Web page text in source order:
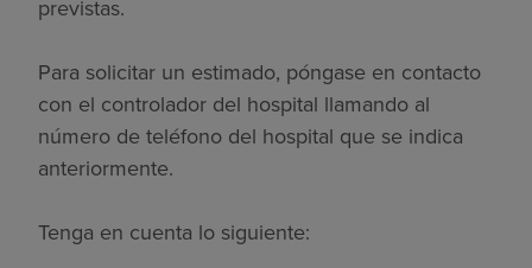
previstas.
Para solicitar un estimado, póngase en contacto
con el controlador del hospital llamando al
número de teléfono del hospital que se indica
anteriormente.
Tenga en cuenta lo siguiente: